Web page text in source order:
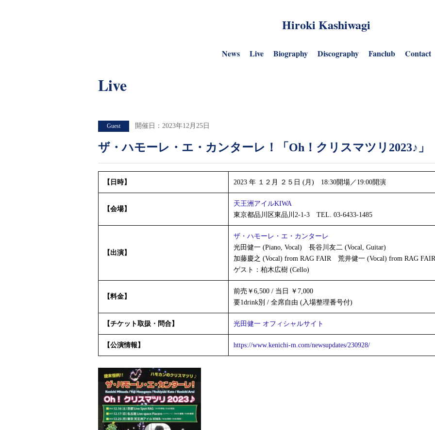
Hiroki Kashiwagi
News Live Biography Discography Fanclub Contact
Live
Guest 開催日：2023年12月25日
ザ・ハモーレ・エ・カンターレ！「Oh！クリスマツリ2023♪」
【日時】 2023 年 １２月 ２５日 (月) 18:30開場／19:00開演
【会場】
天王洲アイルKIWA
東京都品川区東品川2-1-3 TEL. 03-6433-1485
【出演】
ザ・ハモーレ・エ・カンターレ
光田健一 (Piano, Vocal) 長谷川友二 (Vocal, Guitar)
加藤慶之 (Vocal) from RAG FAIR 荒井健一 (Vocal) from RAG FAIR
ゲスト：柏木広樹 (Cello)
【料金】
前売￥6,500 / 当日 ￥7,000
要1drink別 / 全席自由 (入場整理番号付)
【チケット取扱・問合】 光田健一 オフィシャルサイト
【公演情報】 https://www.kenichi-m.com/newsupdates/230928/